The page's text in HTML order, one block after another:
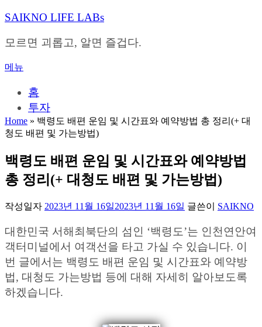
내
으
바
SAIKNO LIFE LABs
모르면 괴롭고, 알면 즐겁다.
메뉴
홈
투자
Home » 백령도 배편 운임 및 시간표와 예약방법 총 정리(+ 대
청도 배편 및 가는방법)
백령도 배편 운임 및 시간표와 예약방법
총 정리(+ 대청도 배편 및 가는방법)
작성일자 2023년 11월 16일2023년 11월 16일 글쓴이 SAIKNO
대한민국 서해최북단의 섬인 ‘백령도’는 인천연안여
객터미널에서 여객선을 타고 가실 수 있습니다. 이
번 글에서는 백령도 배편 운임 및 시간표와 예약방
법, 대청도 가는방법 등에 대해 자세히 알아보도록
하겠습니다.